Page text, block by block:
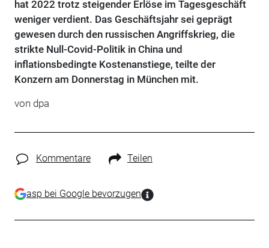
hat 2022 trotz steigender Erlöse im Tagesgeschäft
weniger verdient. Das Geschäftsjahr sei geprägt
gewesen durch den russischen Angriffskrieg, die
strikte Null-Covid-Politik in China und
inflationsbedingte Kostenanstiege, teilte der
Konzern am Donnerstag in München mit.
von dpa
Kommentare Teilen
asp bei Google bevorzugen